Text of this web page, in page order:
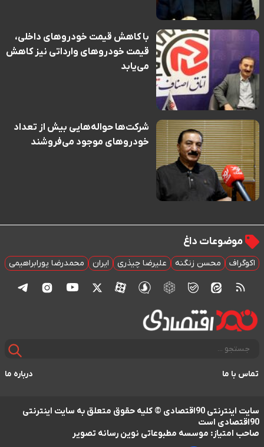
با کاهش قیمت خودروهای داخلی،
قیمت خودروهای وارداتی نیز کاهش
می‌یابد
شرکت‌ها حواله‌هایی بیش از تعداد
خودروهای موجود می‌فروشند
موضوعات داغ
اکوگراف محسن زنگنه علیرضا چیذری ایران محمدرضا پورابراهیمی
تماس با ما درباره ما
سایت اینترنتی 90اقتصادی © کلیه حقوق متعلق به سایت اینترنتی
90اقتصادی است
صاحب امتیاز: موسسه مطبوعاتی نوین رسانه تصویر